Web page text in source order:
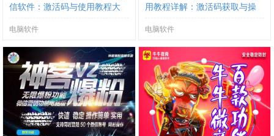
信软件：激活码与使用教程大
电脑软件
用教程详解：激活码获取与操
电脑软件